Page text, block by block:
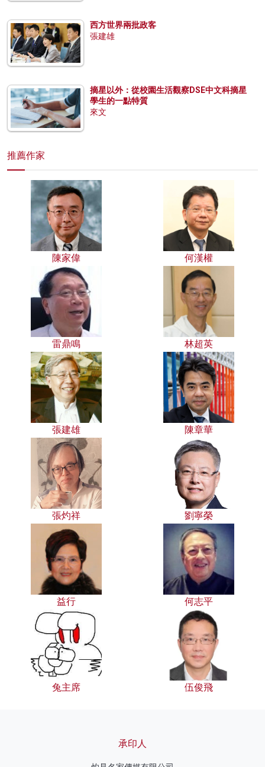
西方世界兩批政客
張建雄
摘星以外：從校園生活觀察DSE中文科摘星
學生的一點特質
來文
推薦作家
陳家偉 何漢權
雷鼎鳴 林超英
張建雄 陳章華
張灼祥 劉寧榮
益行 何志平
兔主席 伍俊飛
承印人